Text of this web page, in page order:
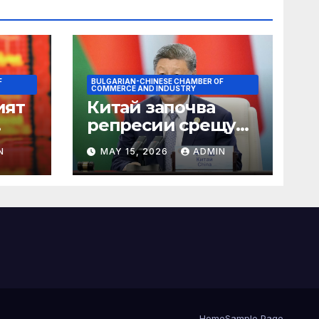
BULGARIAN-CHINESE CHAMBER OF
COMMERCE AND INDUSTRY
Китай започва
репресии срещу
незаконните
практики в сектора
на TCM
MAY 15, 2026 ADMIN